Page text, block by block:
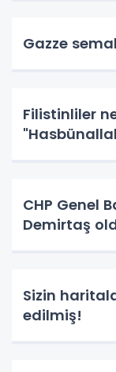
Gazze
Filistinliler
CHP Genel
Demirtaş
Sizin
edilmiş!